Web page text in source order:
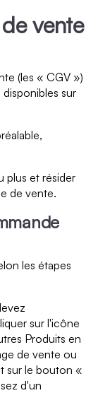
vente
(les « CGV »)
sur
plus et résider
de vente.
les étapes
sur l'icône
Produits en
de vente ou
sur le bouton «
d'un